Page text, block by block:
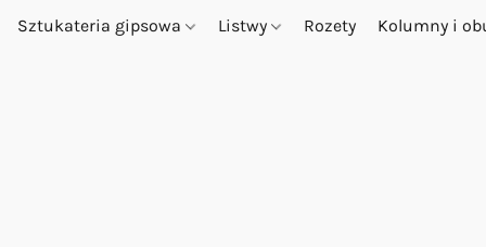
Sztukateria gipsowa Listwy Rozety Kolumny i